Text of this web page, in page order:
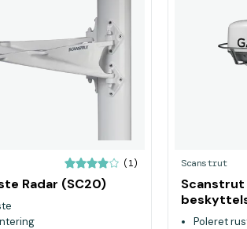
(1)
Radar (SC20)
Scanstrut
Scanstrut
Poleret